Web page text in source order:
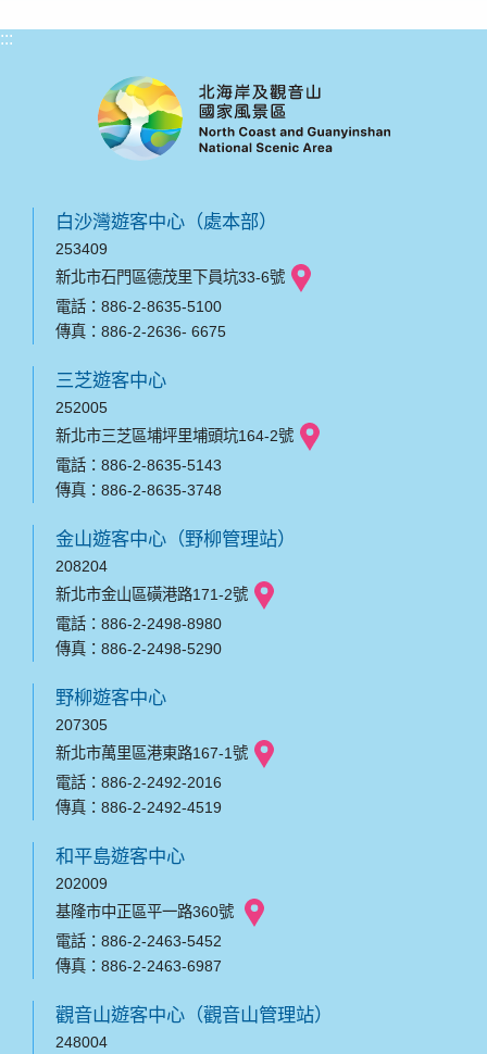
:::
白沙灣遊客中心（處本部）
253409
新北市石門區德茂里下員坑33-6號
電話：886-2-8635-5100
傳真：886-2-2636- 6675
三芝遊客中心
252005
新北市三芝區埔坪里埔頭坑164-2號
電話：886-2-8635-5143
傳真：886-2-8635-3748
金山遊客中心（野柳管理站）
208204
新北市金山區磺港路171-2號
電話：886-2-2498-8980
傳真：886-2-2498-5290
野柳遊客中心
207305
新北市萬里區港東路167-1號
電話：886-2-2492-2016
傳真：886-2-2492-4519
和平島遊客中心
202009
基隆市中正區平一路360號
電話：886-2-2463-5452
傳真：886-2-2463-6987
觀音山遊客中心（觀音山管理站）
248004